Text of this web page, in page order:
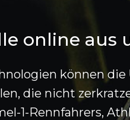
online aus
können
die nicht
1-Rennfahrers,